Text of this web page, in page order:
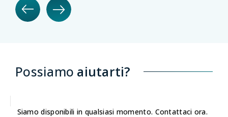
Possiamo aiutarti?
Siamo disponibili in qualsiasi momento. Contattaci ora.